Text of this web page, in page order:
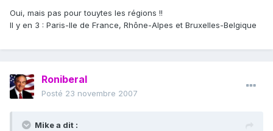
Oui, mais pas pour touytes les régions !!
Il y en 3 : Paris-Ile de France, Rhône-Alpes et Bruxelles-Belgique
Roniberal
Posté 23 novembre 2007
Mike a dit :